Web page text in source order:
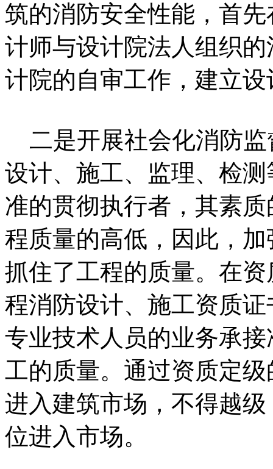
筑的消防安全性能，首
计师与设计院法人组织
计院的自审工作，建立
二是开展社会化消防监
设计、施工、监理、检
准的贯彻执行者，其素
程质量的高低，因此，
抓住了工程的质量。在
程消防设计、施工资质
专业技术人员的业务承
工的质量。通过资质定
进入建筑市场，不得越
位进入市场。